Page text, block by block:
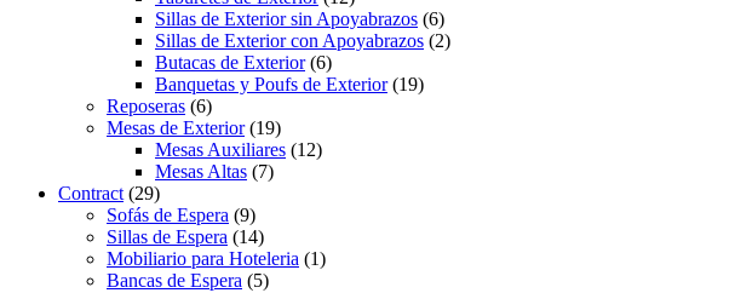
Sillas de Exterior sin Apoyabrazos (6)
Sillas de Exterior con Apoyabrazos (2)
Butacas de Exterior(6)
Banquetas y Poufs de Exterior(19)
Reposeras (6)
Mesas de Exterior(19)
Mesas Auxiliares (12)
Mesas Altas (7)
Contract (29)
Sofás de Espera (9)
Sillas de Espera (14)
Mobiliario para Hoteleria (1)
Bancas de Espera (5)